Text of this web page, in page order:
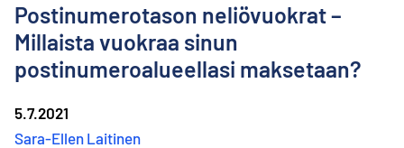
Postinumerotason neliövuokrat –
Millaista vuokraa sinun
postinumeroalueellasi maksetaan?
5.7.2021
Sara-Ellen Laitinen